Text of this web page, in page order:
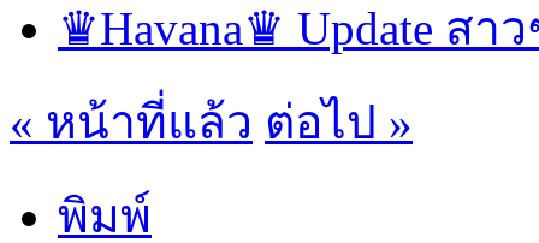
♛Havana♛ Update สา
« หน้าที่แล้ว ต่อไป »
พิมพ์